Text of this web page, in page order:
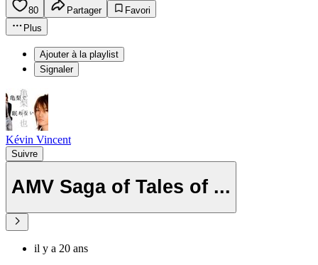
80 Partager
Favori
Plus
Ajouter à la playlist
Signaler
Kévin Vincent
Suivre
AMV Saga of Tales of ...
il y a 20 ans